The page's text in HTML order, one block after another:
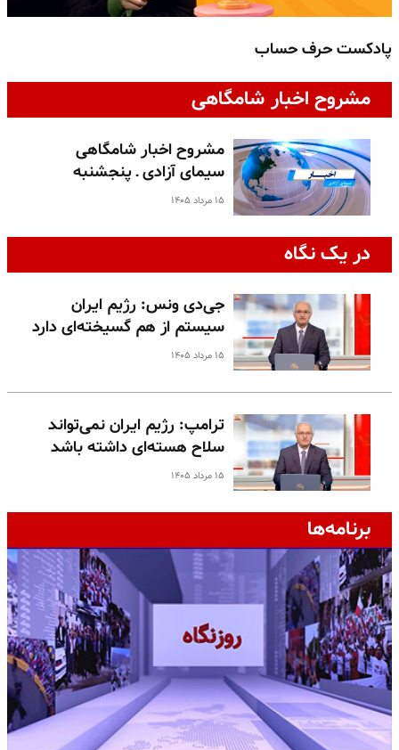
پادکست حرف حساب
مشروح اخبار شامگاهی
مشروح اخبار شامگاهی
سیمای آزادی ـ پنجشنبه
۱۵ مرداد ۱۴۰۵
در یک نگاه
جی‌دی ونس: رژیم ایران
سیستم از هم گسیخته‌ای دارد
۱۵ مرداد ۱۴۰۵
ترامپ: رژیم ایران نمی‌تواند
سلاح هسته‌ای داشته باشد
۱۵ مرداد ۱۴۰۵
برنامه‌ها